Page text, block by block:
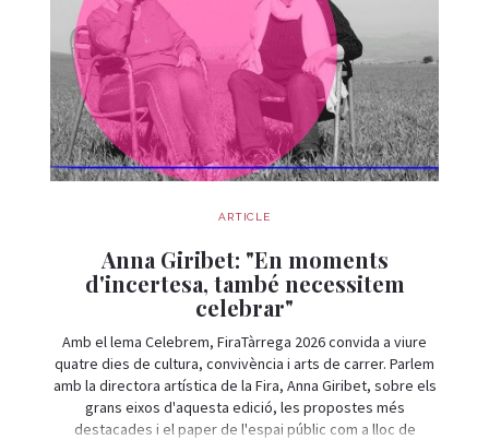
ARTICLE
Anna Giribet: "En moments
d'incertesa, també necessitem
celebrar"
Amb el lema Celebrem, FiraTàrrega 2026 convida a viure
quatre dies de cultura, convivència i arts de carrer. Parlem
amb la directora artística de la Fira, Anna Giribet, sobre els
grans eixos d'aquesta edició, les propostes més
destacades i el paper de l'espai públic com a lloc de